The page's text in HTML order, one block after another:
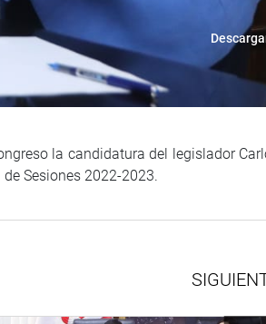
la candidatura del legislador
Sesiones 2022-2023.